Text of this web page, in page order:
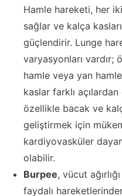
Hamle hareketi, her
sağlar ve kalça
güçlendirir. Lunge
varyasyonları vardır;
hamle veya yan
kaslar farklı açılardan
özellikle bacak ve
geliştirmek için
kardiyovasküler
olabilir.
Burpee, vücut
faydalı